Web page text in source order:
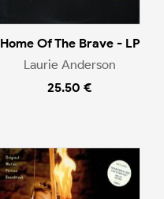
Home Of The Brave - LP
Laurie Anderson
25.50 €